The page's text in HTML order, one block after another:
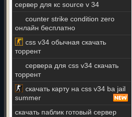
сервер для кс source v 34
counter strike condition zero
онлайн бесплатно
css v34 обычная скачать
торрент
сервера для css v34 скачать
торрент
скачать карту на css v34 ba jail
summer
скачать паблик готовый сервер